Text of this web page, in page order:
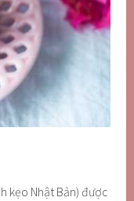
kẹo Nhật Bản) được